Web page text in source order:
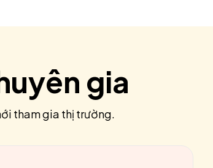
gia
tham gia thị trường.